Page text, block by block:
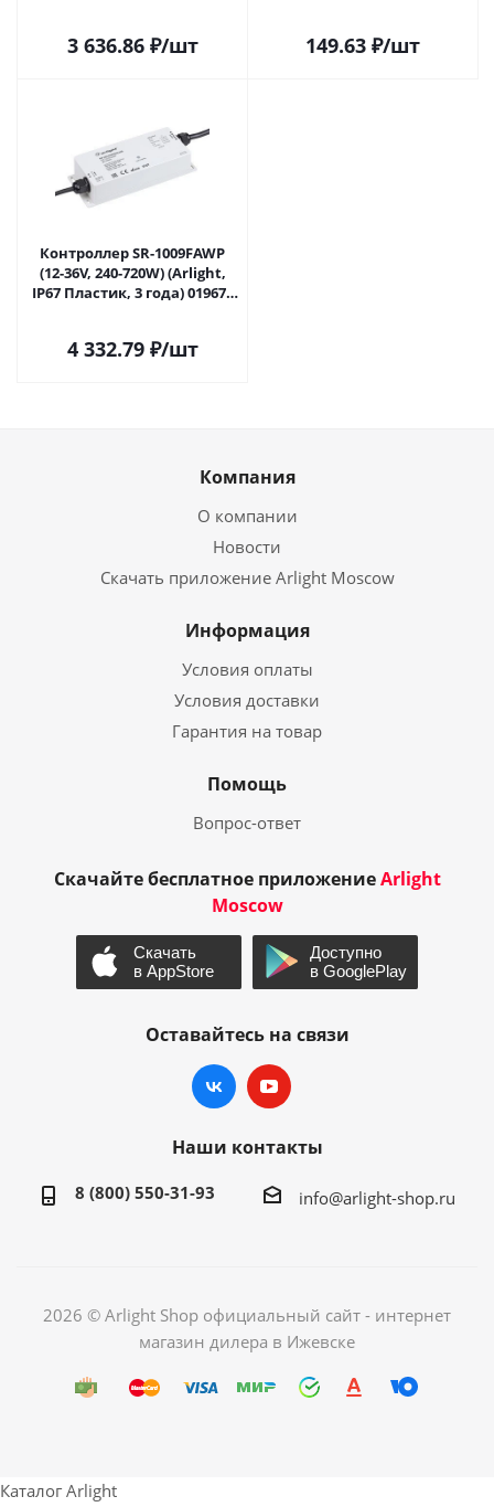
3 636.86₽/шт 149.63 ₽/шт
Контроллер SR-1009FAWP
(12-36V, 240-720W) (Arlight,
IP67 Пластик, 3 года) 019672
4 332.79₽/шт
Компания
О компании
Новости
Скачать приложение Arlight Moscow
Информация
Условия оплаты
Условия доставки
Гарантия на товар
Помощь
Вопрос-ответ
Скачайте бесплатное приложениеArlight
Moscow
Оставайтесь на связи
Наши контакты
8 (800) 550-31-93 info@arlight-shop.ru
2026 © Arlight Shop официальный сайт - интернет
магазин дилера в Ижевске
Каталог Arlight